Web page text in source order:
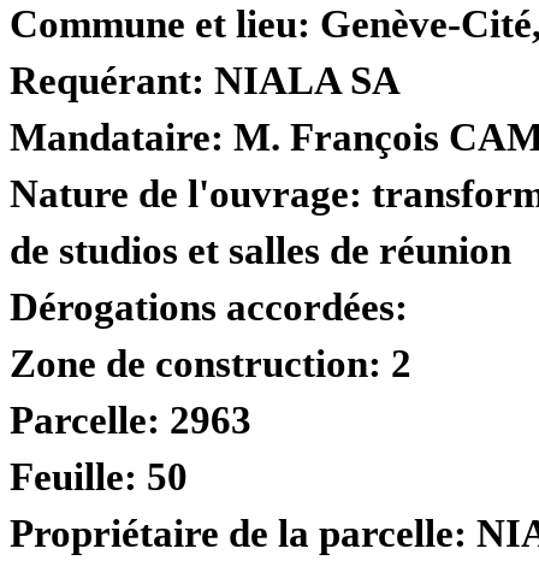
Commune et lieu: Genève-
Requérant: NIALA SA
Mandataire: M. François
Nature de l'ouvrage:
de studios et salles de réunion
Dérogations accordées:
Zone de construction: 2
Parcelle: 2963
Feuille: 50
Propriétaire de la parcelle: